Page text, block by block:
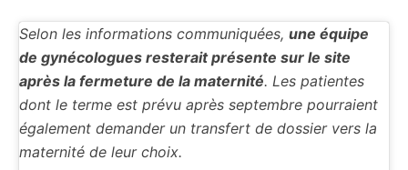
Selon les informations communiquées, une équipe
de gynécologues resterait présente sur le site
après la fermeture de la maternité. Les patientes
dont le terme est prévu après septembre pourraient
également demander un transfert de dossier vers la
maternité de leur choix.